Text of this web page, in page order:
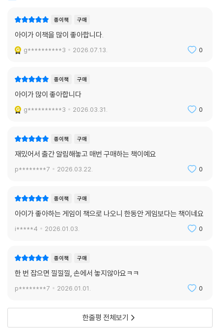
종이책 구매
아이가 이책을 많이 좋아합니다.
g**********3 2026.07.13. 0
종이책 구매
아이가 많이 좋아합니다
g**********3 2026.03.31. 0
종이책 구매
재밌어서 출간 알림해놓고 매번 구매하는 책이예요
p********7 2026.03.22. 0
종이책 구매
아이가 좋아하는 게임이 책으로 나오니 한동안 게임보다는 책이네요
i*****4 2026.01.03. 0
종이책 구매
한 번 잡으면 낄낄낄, 손에서 놓지않아요ㅋㅋ
p********7 2026.01.01. 0
한줄평 전체보기